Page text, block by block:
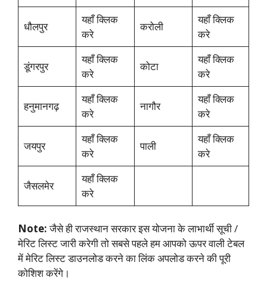
धौलपुर
यहाँ क्लिक
करे
करोली
यहाँ क्लिक
करे
डूंगरपुर
यहाँ क्लिक
करे
कोटा
यहाँ क्लिक
करे
हनुमानगढ़
यहाँ क्लिक
करे
नागौर
यहाँ क्लिक
करे
जयपुर
यहाँ क्लिक
करे
पाली
यहाँ क्लिक
करे
जैसलमेर
यहाँ क्लिक
करे
Note:जैसे ही राजस्थान सरकार इस योजना के लाभार्थी सूची /
मेरिट लिस्ट जारी करेगी तो सबसे पहले हम आपको ऊपर वाली टेबल
में मेरिट लिस्ट डाउनलोड करने का लिंक अपलोड करने की पूरी
कोशिश करेंगे।